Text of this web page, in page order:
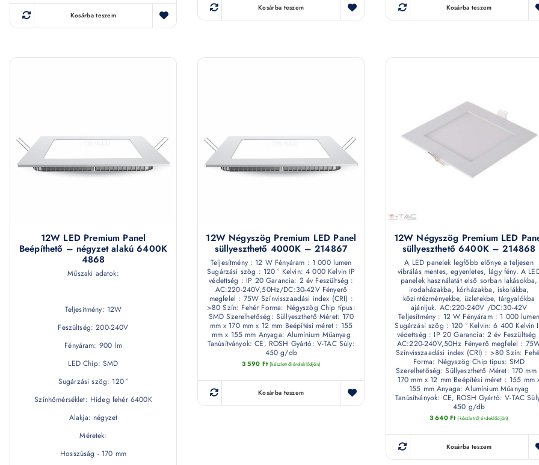
Kosárba teszem
Kosárba teszem Kosárba teszem
12W LED Premium Panel
Beépíthető – négyzet alakú 6400K
4868
Műszaki adatok:
Teljesítmény: 12W
Feszültség: 200-240V
Fényáram: 900 lm
LED Chip: SMD
Sugárzási szög: 120 °
Színhőmérséklet: Hideg fehér 6400K
Alakja: négyzet
Méretek:
Hosszúság - 170 mm
12W Négyszög Premium LED Panel
süllyeszthető 4000K – 214867
Teljesítmény : 12 W Fényáram : 1 000 lumen
Sugárzási szög : 120 ° Kelvin: 4 000 Kelvin IP
védettség : IP 20 Garancia: 2 év Feszültség :
AC:220-240V,50Hz/DC:30-42V Fényerő
megfelel : 75W Színvisszaadási index (CRI) :
>80 Szín: Fehér Forma: Négyszög Chip típus:
SMD Szerelhetőség: Süllyeszthető Méret: 170
mm x 170 mm x 12 mm Beépítési méret : 155
mm x 155 mm Anyaga: Alumínium Műanyag
Tanúsítványok: CE, ROSH Gyártó: V-TAC Súly:
450 g/db
3 590 Ft (készletről érdeklődjön)
Kosárba teszem
12W Négyszög Premium LED
süllyeszthető 6400K – 214868
A LED panelek legfőbb előnye a teljesen
vibrálás mentes, egyenletes, lágy fény. A
panelek használatát első sorban lakásokba,
irodaházakba, kórházakba, iskolákba,
közintézményekbe, üzletekbe, tárgyalókba
ajánljuk. AC:220-240V /DC:30-42V
Teljesítmény : 12 W Fényáram : 1 000 lumen
Sugárzási szög : 120 ° Kelvin: 6 400 Kelvin
védettség : IP 20 Garancia: 2 év Feszültség
AC:220-240V,50Hz Fényerő megfelel :
Színvisszaadási index (CRI) : >80 Szín:
Forma: Négyszög Chip típus: SMD
Szerelhetőség: Süllyeszthető Méret: 170 mm
170 mm x 12 mm Beépítési méret : 155 mm
155 mm Anyaga: Alumínium Műanyag
Tanúsítványok: CE, ROSH Gyártó: V-TAC
450 g/db
3 640 Ft (készletről érdeklődjön)
Kosárba teszem